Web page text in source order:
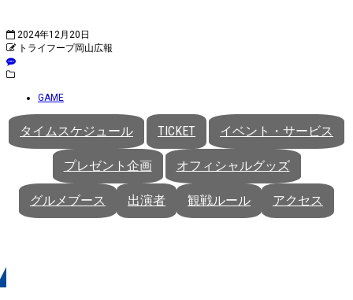
2024年12月20日
トライフープ岡山広報
GAME
タイムスケジュール TICKET イベント・サービス
プレゼント企画 オフィシャルグッズ
グルメブース 出演者 観戦ルール アクセス